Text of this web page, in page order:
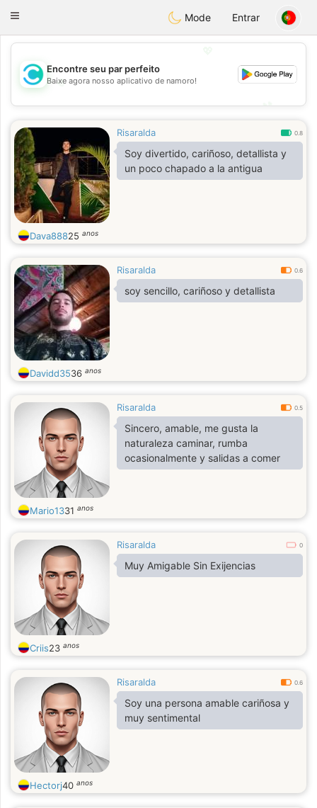
olombiaCitas
Toggle
Mode Entrar
💖
💕
Encontre seu par perfeito
Baixe agora nosso aplicativo de namoro!
Risaralda 0.8
Soy divertido, cariñoso, detallista y
un poco chapado a la antigua
Dava88825 anos
Risaralda 0.6
soy sencillo, cariñoso y detallista
Davidd3536 anos
Risaralda 0.5
Sincero, amable, me gusta la
naturaleza caminar, rumba
ocasionalmente y salidas a comer
Mario1331 anos
Risaralda 0
Muy Amigable Sin Exijencias
Criis23 anos
Risaralda 0.6
Soy una persona amable cariñosa y
muy sentimental
Hectorj40 anos